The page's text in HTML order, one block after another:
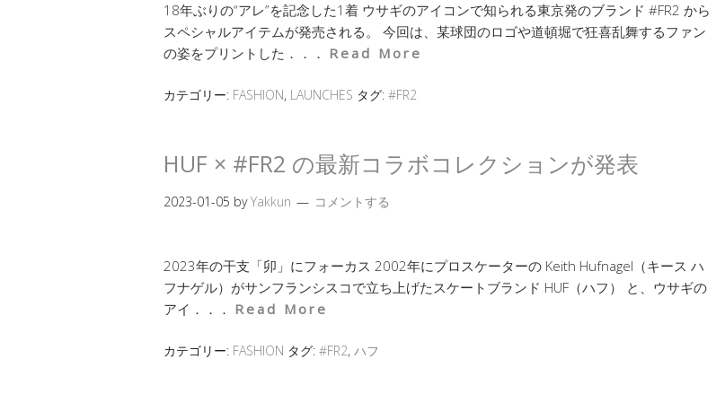
18年ぶりの“アレ”を記念した1着 ウサギのアイコンで知られる東京発のブランド #FR2 から
スペシャルアイテムが発売される。 今回は、某球団のロゴや道頓堀で狂喜乱舞するファン
の姿をプリントした．．． Read More
カテゴリー: FASHION, LAUNCHES タグ: #FR2
HUF × #FR2 の最新コラボコレクションが発表
2023-01-05 byYakkun コメントする
2023年の干支「卯」にフォーカス 2002年にプロスケーターの Keith Hufnagel（キース ハ
フナゲル）がサンフランシスコで立ち上げたスケートブランド HUF（ハフ） と、ウサギの
アイ．．． Read More
カテゴリー: FASHION タグ: #FR2, ハフ